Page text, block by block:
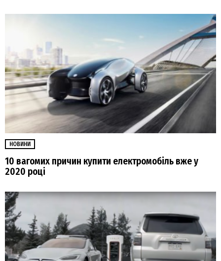
НОВИНИ
10 вагомих причин купити електромобіль вже у
2020 році